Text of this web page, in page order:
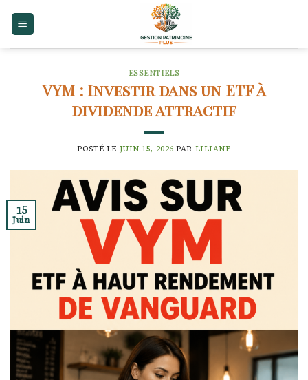
ESSENTIELS
VYM : Investir dans un ETF à
dividende attractif
POSTÉ LE JUIN 15, 2026 PAR LILIANE
15
Juin